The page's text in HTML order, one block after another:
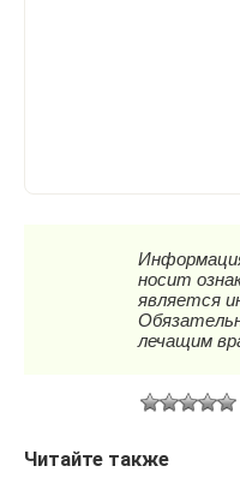
Читайте также